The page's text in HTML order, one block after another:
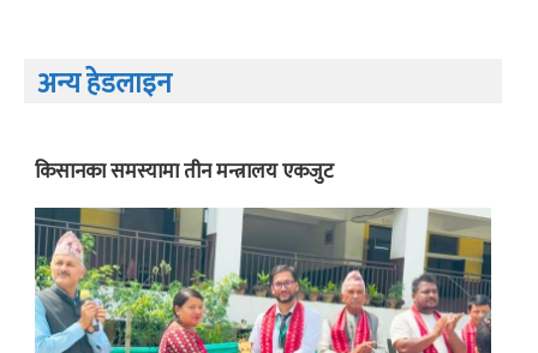
अन्य हेडलाइन
किसानका समस्यामा तीन मन्त्रालय एकजुट